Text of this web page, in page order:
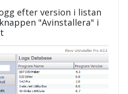
efter version i listan
"Avinstallera" i